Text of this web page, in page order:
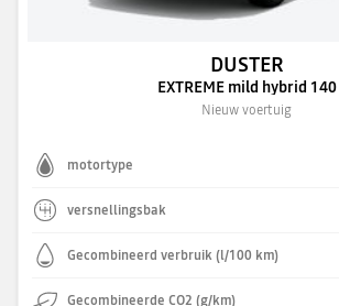
DUSTER
EXTREME mild hybrid 140
Nieuw voertuig
motortype
versnellingsbak
Gecombineerd verbruik (l/100 km)
Gecombineerde CO2 (g/km)